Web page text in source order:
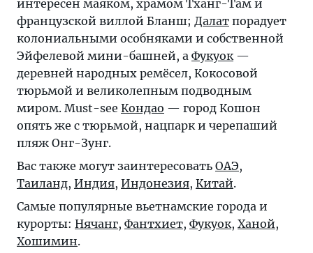
интересен маяком, храмом Тханг-Там и
французской виллой Бланш; Далат порадует
колониальными особняками и собственной
Эйфелевой мини-башней, а Фукуок—
деревней народных ремёсел, Кокосовой
тюрьмой и великолепным подводным
миром. Must-see Кондао — город Кошон
опять же с тюрьмой, нацпарк и черепаший
пляж Онг-Зунг.
Вас также могут заинтересовать ОАЭ,
Таиланд, Индия, Индонезия, Китай.
Самые популярные вьетнамские города и
курорты: Нячанг, Фантхиет, Фукуок, Ханой,
Хошимин.